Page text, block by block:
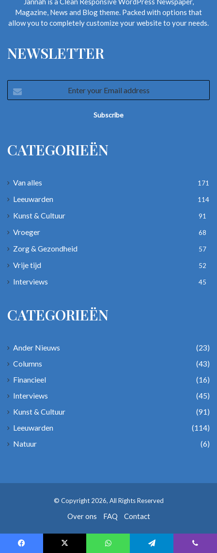
Magazine, News and Blog theme. Packed with options that
allow you to completely customize your website to your needs.
NEWSLETTER
your
CATEGORIEËN
Van alles 171
Leeuwarden 114
Kunst & Cultuur 91
Vroeger 68
Zorg & Gezondheid 57
Vrije tijd 52
Interviews 45
CATEGORIEËN
Ander Nieuws
(23)
Columns
(43)
Financieel
(16)
Interviews
(45)
Kunst & Cultuur
(91)
Leeuwarden
(114)
Natuur
(6)
© Copyright 2026, All Rights Reserved
Over ons FAQ Contact